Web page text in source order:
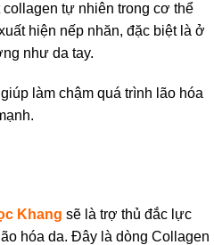
collagen tự nhiên trong cơ thể
hiện nếp nhăn, đặc biệt là ở
như da tay.
làm chậm quá trình lão hóa
Khang sẽ là trợ thủ đắc lực
hóa da. Đây là dòng Collagen